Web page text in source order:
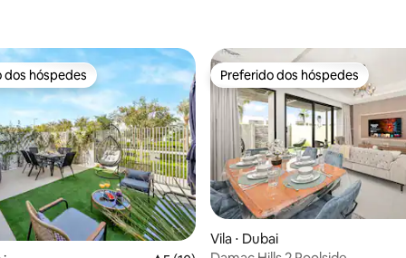
de 5, 17 avaliações
dos hóspedes
dos hóspedes Preferido dos hóspedes
Preferido dos hóspedes
Vila ⋅ Dubai